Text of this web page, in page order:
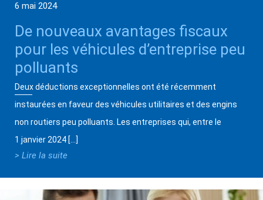
6 mai 2024
De nouveaux avantages fiscaux
pour les véhicules d’entreprise peu
polluants
Deux déductions exceptionnelles ont été récemment
instaurées en faveur des véhicules utilitaires et des engins
non routiers peu polluants. Les entreprises qui, entre le
1 janvier 2024 […]
> Lire la suite